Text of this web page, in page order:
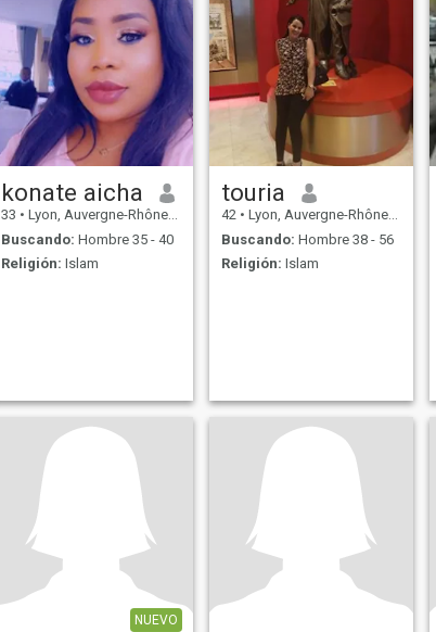
konate aicha
33 • Lyon, Auvergne-Rhône-Alpes, Francia
Buscando: Hombre 35 - 40
Religión: Islam
touria
42 • Lyon, Auvergne-Rhône-Alpes, Francia
Buscando: Hombre 38 - 56
Religión: Islam
NUEVO